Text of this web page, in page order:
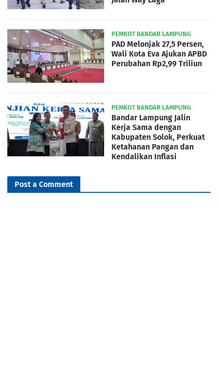
PEMKOT BANDAR LAMPUNG
PAD Melonjak 27,5 Persen,
Wali Kota Eva Ajukan APBD
Perubahan Rp2,99 Triliun
PEMKOT BANDAR LAMPUNG
Bandar Lampung Jalin
Kerja Sama dengan
Kabupaten Solok, Perkuat
Ketahanan Pangan dan
Kendalikan Inflasi
Post a Comment